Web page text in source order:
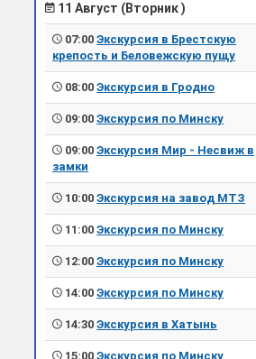
11 Август (Вторник )
07:00Экскурсия в Брестскую
крепость и Беловежскую пущу
08:00Экскурсия в Гродно
09:00Экскурсия по Минску
09:00Экскурсия Мир - Несвиж в
замки
10:00Экскурсия на завод МТЗ
11:00Экскурсия по Минску
12:00Экскурсия по Минску
14:00Экскурсия по Минску
14:30Экскурсия в Хатынь
15:00Экскурсия по Минску